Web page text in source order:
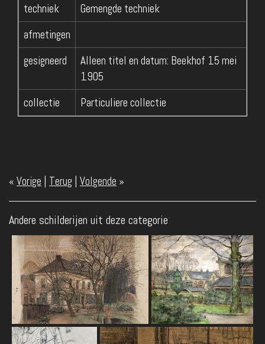
techniek
Gemengde techniek
afmetingen
gesigneerd
Alleen titel en datum: Beekhof 15 mei
1905
collectie
Particuliere collectie
« Vorige | Terug | Volgende »
Andere schilderijen uit deze categorie